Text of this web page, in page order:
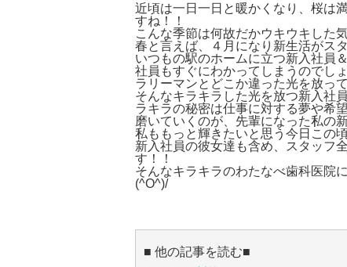
近頃は一日一日と暖かくなり、桜は
すね！！
こんな季節は何故だかウキウキした
春と言えば、４月になり新生活がス
いつもの駅のホームに立つ新入社員
社員もすぐにわかってしまうのでし
ラリーマンとどこか違った光を放っ
そんなキラキラした光を放つ新入社
ラキラの秘密は仕事に対する夢や希
磨いていくのが、先輩になった私の
私ももっと輝きたいと思う今日この
新入社員の彼女達も含め、スタッフ
す！！
そんなキラキラのわたなべ歯科医院
(^O^)/
■ 他の記事を読む■